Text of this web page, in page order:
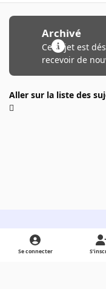
Archivé
Ce sujet est
recevoir de
Aller sur la liste des
Light ModeDark ModeSystem
Se connecter